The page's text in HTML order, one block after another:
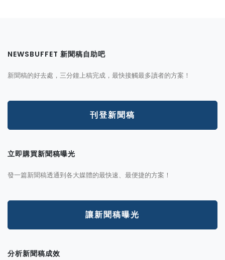
NEWSBUFFET 新聞稿自助吧
新聞稿的好去處，三分鐘上稿完成，最快接觸最多讀者的方案！
刊登新聞稿
立即購買新聞稿曝光
發一篇新聞稿透通到各大媒體的最快速、最便捷的方案！
讓新聞稿曝光
分析新聞稿成效